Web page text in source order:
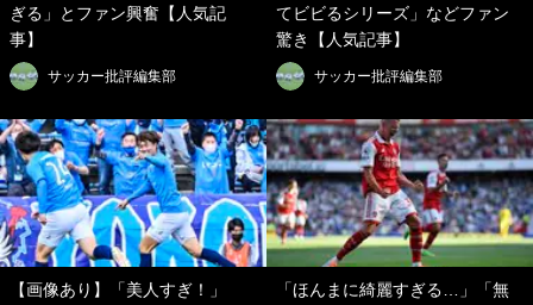
ぎる」とファン興奮【人気記
事】
サッカー批評編集部
てビビるシリーズ」などファン
驚き【人気記事】
サッカー批評編集部
【画像あり】「美人すぎ！」
「ほんまに綺麗すぎる…」「無